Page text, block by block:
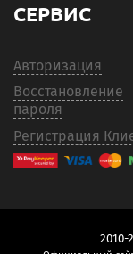
СЕРВИС
Авторизация
Восстановление
пароля
Регистрация